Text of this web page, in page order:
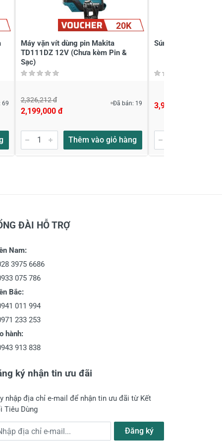
69
20K
Máy vặn vít dùng pin Makita
TD111DZ 12V (Chưa kèm Pin &
Sạc)
2,326,212 đ
2,199,000 đ
Đã bán: 19
Thêm vào giỏ hàng
Súng vặn vít
3,940,000 đ
ĐÀI HỖ TRỢ
Nam:
3975 6686
075 786
Bắc:
011 994
233 253
hành:
913 838
ký nhận tin ưu đãi
nhập địa chỉ e-mail để nhận tin ưu đãi từ Kết
Tiêu Dùng
chỉ e-mail Đăng ký